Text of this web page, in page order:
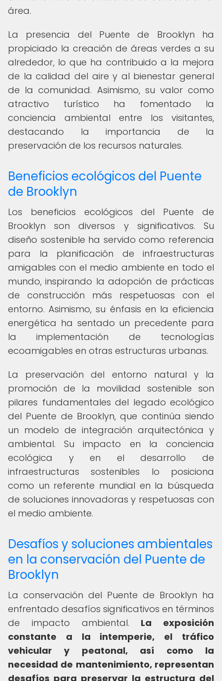
área.
La presencia del Puente de Brooklyn ha
propiciado la creación de áreas verdes a su
alrededor, lo que ha contribuido a la mejora
de la calidad del aire y al bienestar general
de la comunidad. Asimismo, su valor como
atractivo turístico ha fomentado la
conciencia ambiental entre los visitantes,
destacando la importancia de la
preservación de los recursos naturales.
Beneficios ecológicos del Puente
de Brooklyn
Los beneficios ecológicos del Puente de
Brooklyn son diversos y significativos. Su
diseño sostenible ha servido como referencia
para la planificación de infraestructuras
amigables con el medio ambiente en todo el
mundo, inspirando la adopción de prácticas
de construcción más respetuosas con el
entorno. Asimismo, su énfasis en la eficiencia
energética ha sentado un precedente para
la implementación de tecnologías
ecoamigables en otras estructuras urbanas.
La preservación del entorno natural y la
promoción de la movilidad sostenible son
pilares fundamentales del legado ecológico
del Puente de Brooklyn, que continúa siendo
un modelo de integración arquitectónica y
ambiental. Su impacto en la conciencia
ecológica y en el desarrollo de
infraestructuras sostenibles lo posiciona
como un referente mundial en la búsqueda
de soluciones innovadoras y respetuosas con
el medio ambiente.
Desafíos y soluciones ambientales
en la conservación del Puente de
Brooklyn
La conservación del Puente de Brooklyn ha
enfrentado desafíos significativos en términos
de impacto ambiental. La exposición
constante a la intemperie, el tráfico
vehicular y peatonal, así como la
necesidad de mantenimiento, representan
desafíos para preservar la estructura del